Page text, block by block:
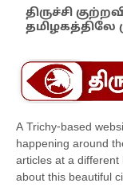
திருச்சி
தமிழகத்திலே
A Trichy-based
happening around
articles at a
about this beautiful